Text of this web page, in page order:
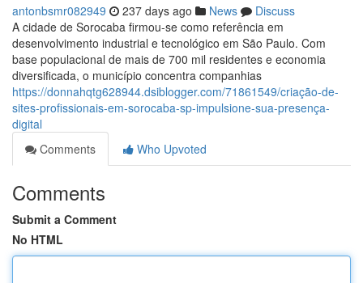
antonbsmr082949 237 days ago News
Discuss
A cidade de Sorocaba firmou-se como referência em
desenvolvimento industrial e tecnológico em São Paulo. Com
base populacional de mais de 700 mil residentes e economia
diversificada, o município concentra companhias
https://donnahqtg628944.dsiblogger.com/71861549/criação-de-
sites-profissionais-em-sorocaba-sp-impulsione-sua-presença-
digital
Comments
Who Upvoted
Comments
Submit a Comment
No HTML